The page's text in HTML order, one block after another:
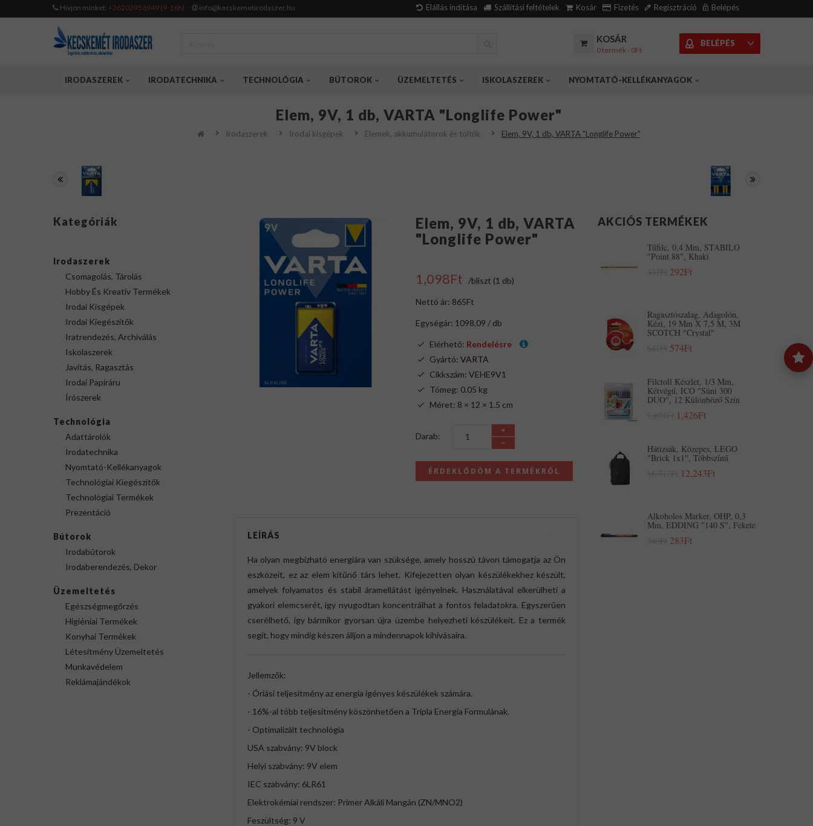
Hívjon minket: +36203956949 (9-16h) info@kecskemetirodaszer.hu Elállás indítása Szállítási feltételek Kosár Fizetés Regisztráció Belépés
KOSÁR
0 termék - 0Ft
BELÉPÉS
IRODASZEREK IRODATECHNIKA TECHNOLÓGIA BÚTOROK ÜZEMELTETÉS ISKOLASZEREK NYOMTATÓ-KELLÉKANYAGOK
Elem, 9V, 1 db, VARTA "Longlife Power"
Irodaszerek Irodai kisgépek Elemek, akkumulátorok és töltők Elem, 9V, 1 db, VARTA "Longlife Power"
Kategóriák
Irodaszerek
Csomagolás, Tárolás
Hobby És Kreatív Termékek
Irodai Kisgépek
Irodai Kiegészítők
Iratrendezés, Archiválás
Iskolaszerek
Javítás, Ragasztás
Irodai Papíráru
Írószerek
Technológia
Adattárolók
Irodatechnika
Nyomtató-Kellékanyagok
Technológiai Kiegészítők
Technológiai Termékek
Prezentáció
Bútorok
Irodabútorok
Irodaberendezés, Dekor
Üzemeltetés
Egészségmegőrzés
Higiéniai Termékek
Konyhai Termékek
Létesítmény Üzemeltetés
Munkavédelem
Reklámajándékok
Elem, 9V, 1 db, VARTA
"Longlife Power"
1,098Ft /bliszt (1 db)
Nettó ár: 865Ft
Egységár: 1098,09 / db
Elérhető: Rendelésre
Gyártó: VARTA
Cikkszám: VEHE9V1
Tömeg: 0.05 kg
Méret: 8 × 12 × 1.5 cm
Darab:
ÉRDEKLŐDÖM A TERMÉKRŐL
LEÍRÁS
Ha olyan megbízható energiára van szüksége, amely hosszú távon támogatja az Ön
eszközeit, ez az elem kitűnő társ lehet. Kifejezetten olyan készülékekhez készült,
amelyek folyamatos és stabil áramellátást igényelnek. Használatával elkerülheti a
gyakori elemcserét, így nyugodtan koncentrálhat a fontos feladatokra. Egyszerűen
cserélhető, így bármikor gyorsan újra üzembe helyezheti készülékeit. Ez a termék
segít, hogy mindig készen álljon a mindennapok kihívásaira.
Jellemzők:
- Óriási teljesítmény az energia igényes készülékek számára.
- 16%-al több teljesítmény köszönhetően a Tripla Energia Formulának.
- Optimalizált technológia
USA szabvány: 9V block
Helyi szabvány: 9V elem
IEC szabvány: 6LR61
Elektrokémiai rendszer: Primer Alkáli Mangán (ZN/MNO2)
Feszültség: 9 V
AKCIÓS TERMÉKEK
Tűfilc, 0,4 Mm, STABILO
"Point 88", Khaki
292Ft
Ragasztószalag, Adagolón,
Kézi, 19 Mm X 7,5 M, 3M
SCOTCH "Crystal"
574Ft
Filctoll Készlet, 1/3 Mm,
Kétvégű, ICO "Süni 300
DUO", 12 Különböző Szín
1,426Ft
Hátizsák, Közepes, LEGO
"Brick 1x1", Többszínű
12,243Ft
Alkoholos Marker, OHP, 0,3
Mm, EDDING "140 S", Fekete
283Ft